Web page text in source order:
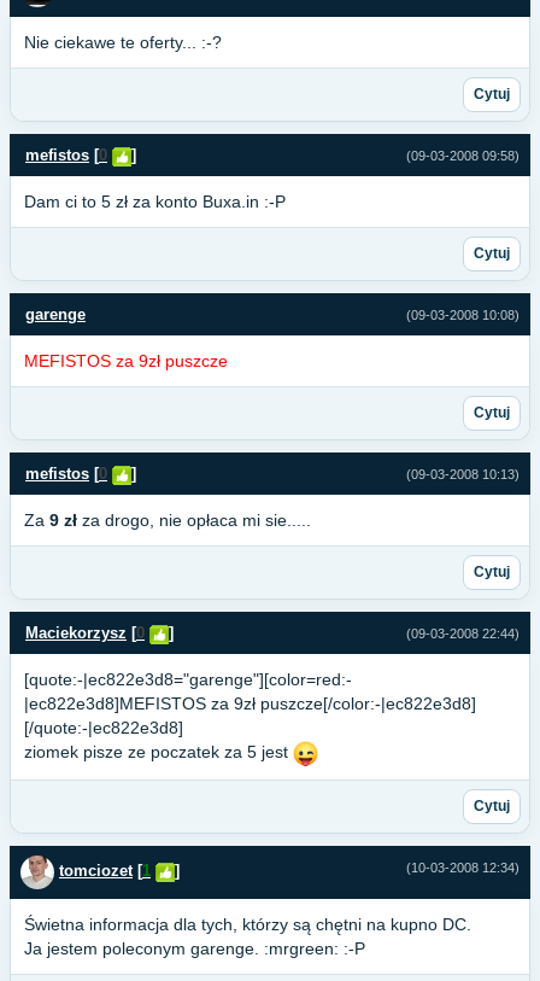
Nie ciekawe te oferty... :-?
Cytuj
(09-03-2008 09:58)
mefistos [0 ]
Dam ci to 5 zł za konto Buxa.in :-P
Cytuj
(09-03-2008 10:08)
garenge
MEFISTOS za 9zł puszcze
Cytuj
(09-03-2008 10:13)
mefistos [0 ]
Za 9 zł za drogo, nie opłaca mi sie.....
Cytuj
(09-03-2008 22:44)
Maciekorzysz [0 ]
[quote:-|ec822e3d8="garenge"][color=red:-
|ec822e3d8]MEFISTOS za 9zł puszcze[/color:-|ec822e3d8]
[/quote:-|ec822e3d8]
ziomek pisze ze poczatek za 5 jest
Cytuj
(10-03-2008 12:34)
tomciozet [1 ]
Świetna informacja dla tych, którzy są chętni na kupno DC.
Ja jestem poleconym garenge. :mrgreen: :-P